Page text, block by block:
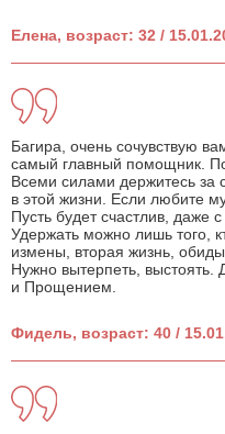
Елена, возраст: 32 /
Багира, очень сочувствую
самый главный помощник.
Всеми силами держитесь
в этой жизни. Если любите
Пусть будет счастлив, даже
Удержать можно лишь того,
измены, вторая жизнь,
Нужно вытерпеть,
и Прощением.
Фидель, возраст: 40 /